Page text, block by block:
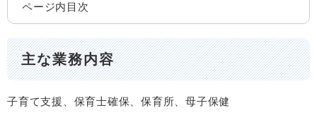
ページ内目次
主な業務内容
子育て支援、保育士確保、保育所、母子保健